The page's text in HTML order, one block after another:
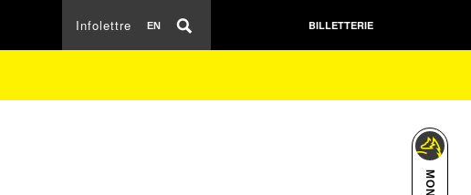
EN
Infolettre BILLETTERIE